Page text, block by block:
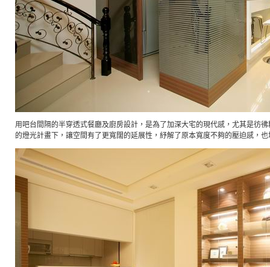
用吧台間隔的半穿透式餐廳及廚房設計，是為了加深大宅的現代感，尤其是彷
的燈光計畫下，讓空間有了更寬闊的延展性，紓解了原本寬度不夠的壓迫感，